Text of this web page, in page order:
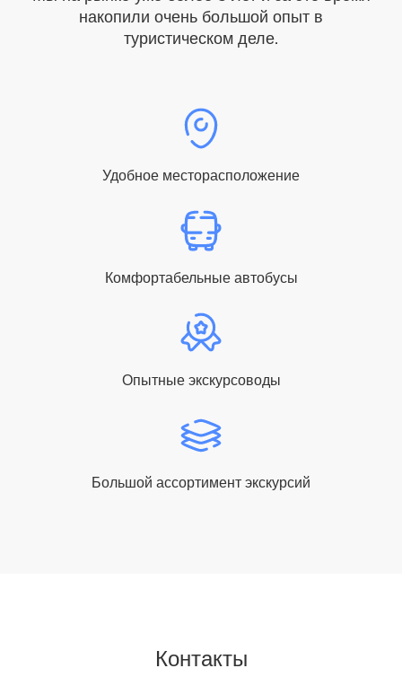
накопили очень большой опыт в
туристическом деле.
Удобное месторасположение
Комфортабельные автобусы
Опытные экскурсоводы
Большой ассортимент экскурсий
Контакты